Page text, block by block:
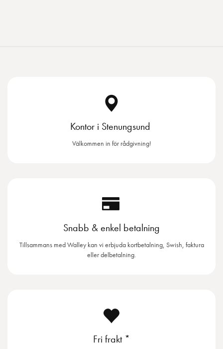
Kontor i Stenungsund
Välkommen in för rådgivning!
Snabb & enkel betalning
Tillsammans med Walley kan vi erbjuda kortbetalning, Swish, faktura
eller delbetalning.
Fri frakt *